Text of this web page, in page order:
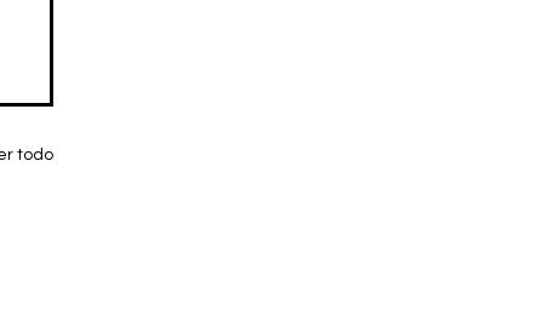
todo